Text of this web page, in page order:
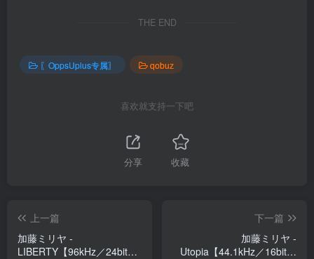
THE END
〖OppsUplus专属〗 qobuz
喜欢就支持一下吧
分享 收藏
上一篇
加藤ミリヤ -
LIBERTY【96kHz／24bit】
下一篇
加藤ミリヤ -
Utopia【44.1kHz／16bit】